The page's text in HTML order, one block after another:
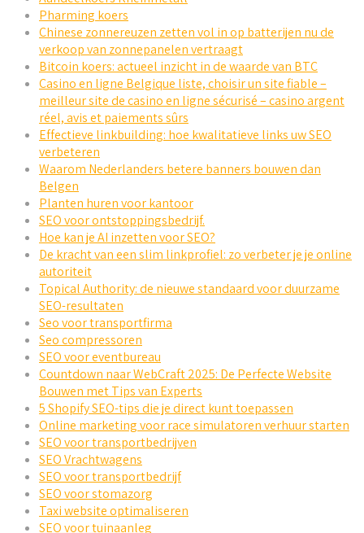
Pharming koers
Chinese zonnereuzen zetten vol in op batterijen nu de
verkoop van zonnepanelen vertraagt
Bitcoin koers: actueel inzicht in de waarde van BTC
Casino en ligne Belgique liste, choisir un site fiable –
meilleur site de casino en ligne sécurisé – casino argent
réel, avis et paiements sûrs
Effectieve linkbuilding: hoe kwalitatieve links uw SEO
verbeteren
Waarom Nederlanders betere banners bouwen dan
Belgen
Planten huren voor kantoor
SEO voor ontstoppingsbedrijf.
Hoe kan je AI inzetten voor SEO?
De kracht van een slim linkprofiel: zo verbeter je je online
autoriteit
Topical Authority: de nieuwe standaard voor duurzame
SEO-resultaten
Seo voor transportfirma
Seo compressoren
SEO voor eventbureau
Countdown naar WebCraft 2025: De Perfecte Website
Bouwen met Tips van Experts
5 Shopify SEO-tips die je direct kunt toepassen
Online marketing voor race simulatoren verhuur starten
SEO voor transportbedrijven
SEO Vrachtwagens
SEO voor transportbedrijf
SEO voor stomazorg
Taxi website optimaliseren
SEO voor tuinaanleg